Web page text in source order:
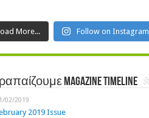
More... Follow on Instagram
Magazine Timeline
02/2019
2019 Issue